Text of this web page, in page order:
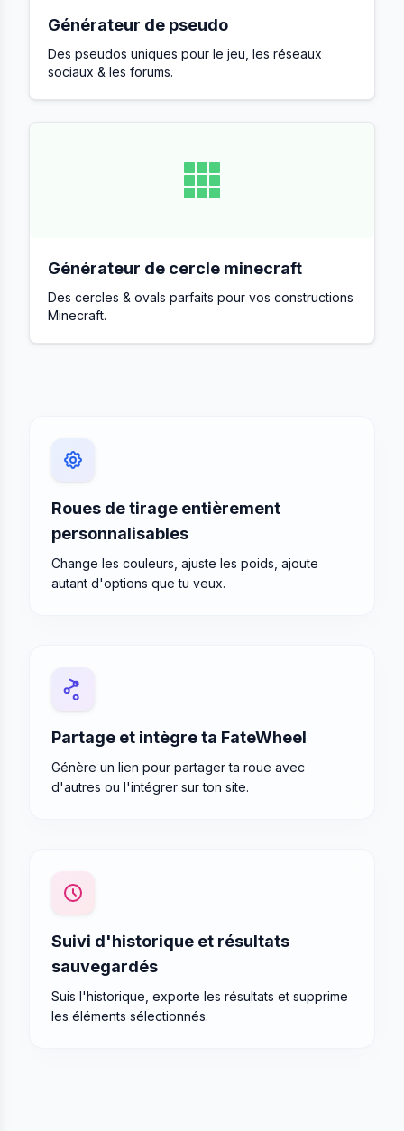
Générateur de pseudo
Des pseudos uniques pour le jeu, les réseaux
sociaux & les forums.
Générateur de cercle minecraft
Des cercles & ovals parfaits pour vos constructions
Minecraft.
Roues de tirage entièrement
personnalisables
Change les couleurs, ajuste les poids, ajoute
autant d'options que tu veux.
Partage et intègre ta FateWheel
Génère un lien pour partager ta roue avec
d'autres ou l'intégrer sur ton site.
Suivi d'historique et résultats
sauvegardés
Suis l'historique, exporte les résultats et supprime
les éléments sélectionnés.